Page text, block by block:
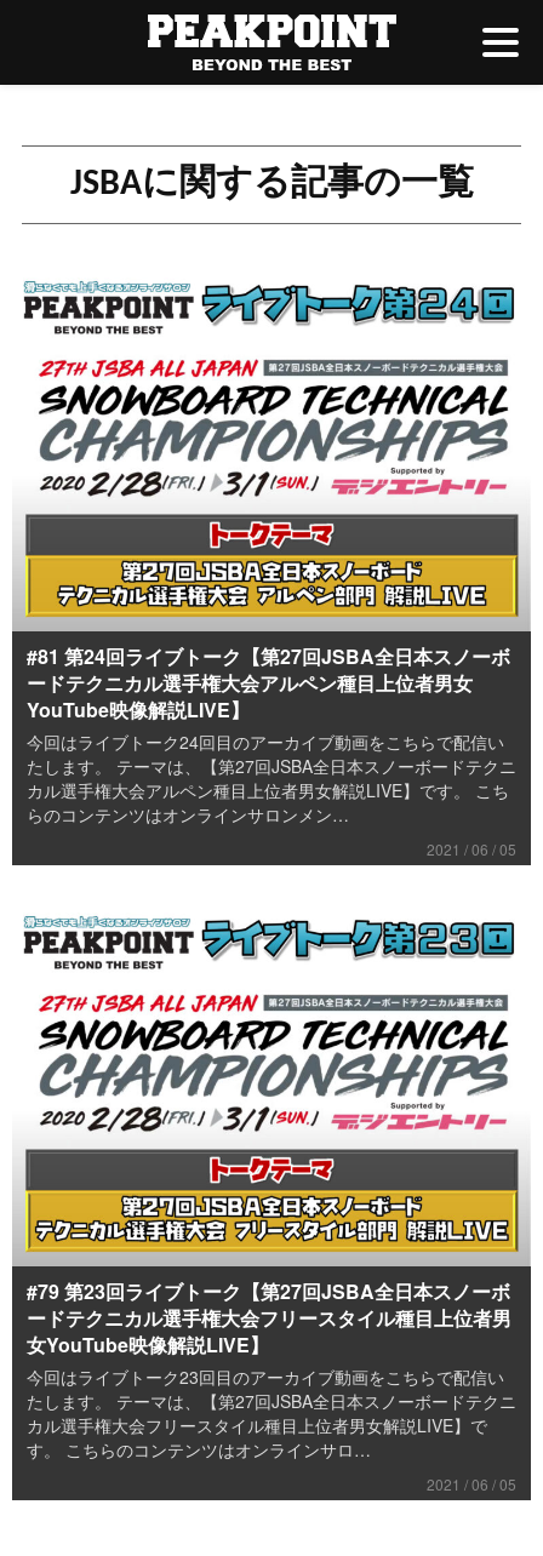
JSBAに関する記事の一覧
#81 第24回ライブトーク【第27回JSBA全日本スノーボ
ードテクニカル選手権大会アルペン種目上位者男女
YouTube映像解説LIVE】
今回はライブトーク24回目のアーカイブ動画をこちらで配信い
たします。 テーマは、【第27回JSBA全日本スノーボードテクニ
カル選手権大会アルペン種目上位者男女解説LIVE】です。 こち
らのコンテンツはオンラインサロンメン…
2021 / 06 / 05
#79 第23回ライブトーク【第27回JSBA全日本スノーボ
ードテクニカル選手権大会フリースタイル種目上位者男
女YouTube映像解説LIVE】
今回はライブトーク23回目のアーカイブ動画をこちらで配信い
たします。 テーマは、【第27回JSBA全日本スノーボードテクニ
カル選手権大会フリースタイル種目上位者男女解説LIVE】で
す。 こちらのコンテンツはオンラインサロ…
2021 / 06 / 05